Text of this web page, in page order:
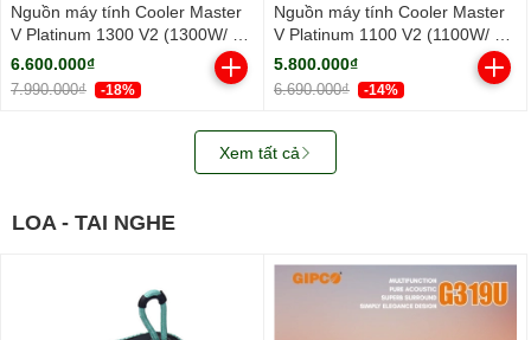
Nguồn máy tính Cooler Master
V Platinum 1300 V2 (1300W/ 80
Plus Platinum/ Full-Modular/
ATX/ Đen)
6.600.000₫
7.990.000₫ -18%
Nguồn máy tính Cooler Master
V Platinum 1100 V2 (1100W/ 80
Plus Platinum/ Full-Modular/
ATX/ Đen)
5.800.000₫
6.690.000₫ -14%
Xem tất cả
LOA - TAI NGHE